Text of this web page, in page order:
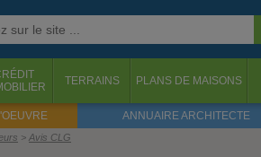
TERRAINS PLANS DE MAISONS
ANNUAIRE ARCHITECTE
Avis CLG